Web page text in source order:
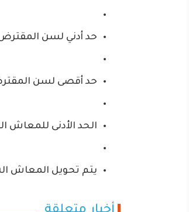
حد أدني لسن المقترض
حد أقصى لسن المقترض 65
الحد الأدنى للمعاش الدخل
يتم تحويل المعاش